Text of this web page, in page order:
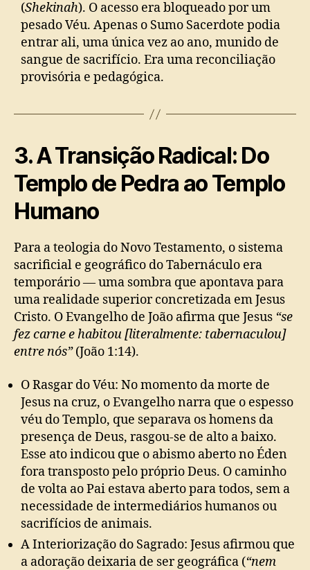
(Shekinah). O acesso era bloqueado por um
pesado Véu. Apenas o Sumo Sacerdote podia
entrar ali, uma única vez ao ano, munido de
sangue de sacrifício. Era uma reconciliação
provisória e pedagógica.
3. A Transição Radical: Do
Templo de Pedra ao Templo
Humano
Para a teologia do Novo Testamento, o sistema
sacrificial e geográfico do Tabernáculo era
temporário — uma sombra que apontava para
uma realidade superior concretizada em Jesus
Cristo. O Evangelho de João afirma que Jesus “se
fez carne e habitou [literalmente: tabernaculou]
entre nós”(João 1:14).
O Rasgar do Véu: No momento da morte de
Jesus na cruz, o Evangelho narra que o espesso
véu do Templo, que separava os homens da
presença de Deus, rasgou-se de alto a baixo.
Esse ato indicou que o abismo aberto no Éden
fora transposto pelo próprio Deus. O caminho
de volta ao Pai estava aberto para todos, sem a
necessidade de intermediários humanos ou
sacrifícios de animais.
A Interiorização do Sagrado: Jesus afirmou que
a adoração deixaria de ser geográfica (“nem